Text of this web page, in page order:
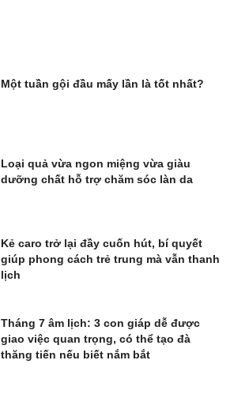
Một tuần gội đầu mấy lần là tốt nhất?
Loại quả vừa ngon miệng vừa giàu
dưỡng chất hỗ trợ chăm sóc làn da
Kẻ caro trở lại đầy cuốn hút, bí quyết
giúp phong cách trẻ trung mà vẫn thanh
lịch
Tháng 7 âm lịch: 3 con giáp dễ được
giao việc quan trọng, có thể tạo đà
thăng tiến nếu biết nắm bắt